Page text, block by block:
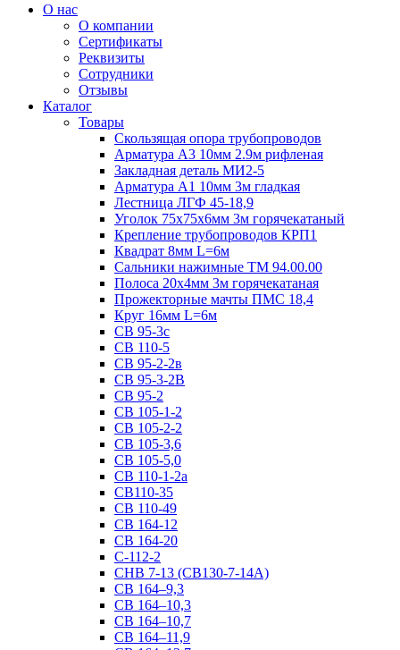
О нас
О компании
Сертификаты
Реквизиты
Сотрудники
Отзывы
Каталог
Товары
Скользящая опора трубопроводов
Арматура А3 10мм 2.9м рифленая
Закладная деталь МИ2-5
Арматура А1 10мм 3м гладкая
Лестница ЛГФ 45-18,9
Уголок 75х75х6мм 3м горячекатаный
Крепление трубопроводов КРП1
Квадрат 8мм L=6м
Сальники нажимные ТМ 94.00.00
Полоса 20х4мм 3м горячекатаная
Прожекторные мачты ПМС 18,4
Круг 16мм L=6м
СВ 95-3с
СВ 110-5
СВ 95-2-2в
СВ 95-3-2В
СВ 95-2
СВ 105-1-2
СВ 105-2-2
СВ 105-3,6
СВ 105-5,0
СВ 110-1-2а
СВ110-35
СВ 110-49
СВ 164-12
СВ 164-20
С-112-2
СНВ 7-13 (СВ130-7-14А)
СВ 164–9,3
СВ 164–10,3
СВ 164–10,7
СВ 164–11,9